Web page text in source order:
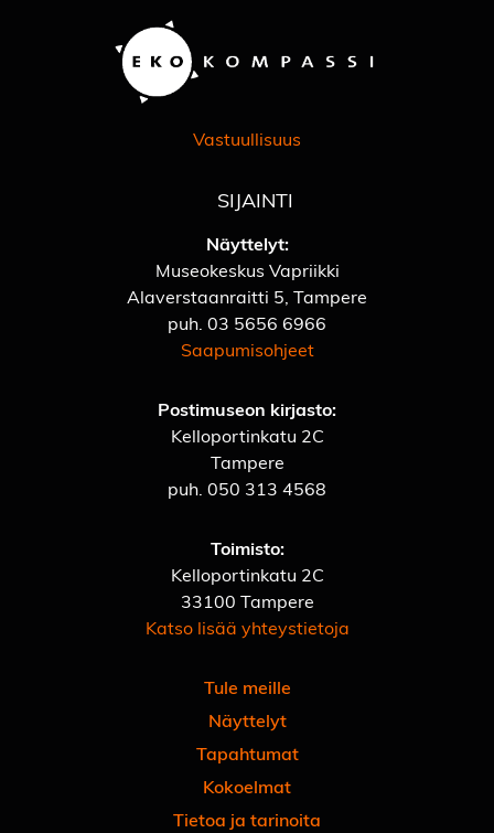
Vastuullisuus
SIJAINTI
Näyttelyt:
Museokeskus Vapriikki
Alaverstaanraitti 5, Tampere
puh. 03 5656 6966
Saapumisohjeet
Postimuseon kirjasto:
Kelloportinkatu 2C
Tampere
puh. 050 313 4568
Toimisto:
Kelloportinkatu 2C
33100 Tampere
Katso lisää yhteystietoja
Tule meille
Näyttelyt
Tapahtumat
Kokoelmat
Tietoa ja tarinoita